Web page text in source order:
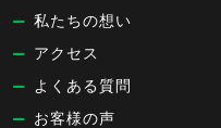
私たちの想い
アクセス
よくある質問
お客様の声